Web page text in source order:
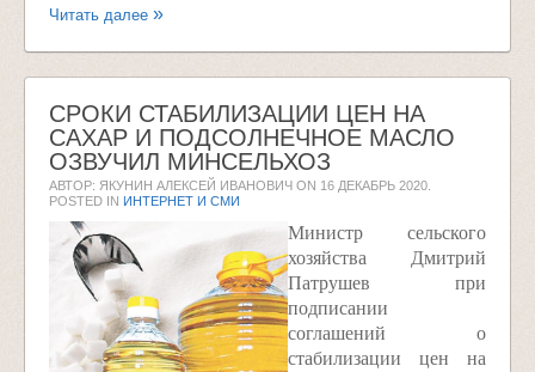
Читать далее
СРОКИ СТАБИЛИЗАЦИИ ЦЕН НА
САХАР И ПОДСОЛНЕЧНОЕ МАСЛО
ОЗВУЧИЛ МИНСЕЛЬХОЗ
АВТОР: ЯКУНИН АЛЕКСЕЙ ИВАНОВИЧ ON 16 ДЕКАБРЬ 2020
POSTED IN ИНТЕРНЕТ И СМИ
Министр сельского
хозяйства Дмитрий
Патрушев при
подписании
соглашений о
стабилизации цен на